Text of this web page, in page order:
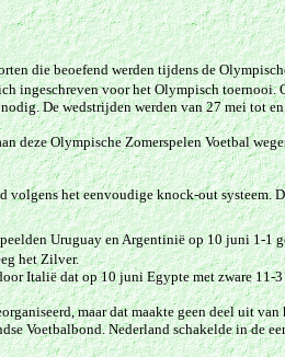
die beoefend werden tijdens de
ingeschreven voor het Olympisch toernooi.
De wedstrijden werden van 27 mei tot
deze Olympische Zomerspelen Voetbal
volgens het eenvoudige knock-out systeem.
Uruguay en Argentiniëop 10 juni 1-1
het Zilver.
Italië dat op 10 juni Egypte met zware 11-
maar dat maakte geen deel uit
Voetbalbond. Nederland schakelde in